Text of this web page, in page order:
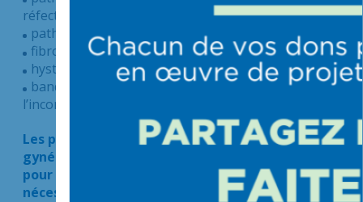
réfection d’épisiotomie)
pathologies bénignes du sein
fibromes utérins
hystérectomie (ablation de l’utérus)
bandelette sous-urétrales (traitement de
l’incontinence urinaire)
Les patientes avec une pathologie
gynécologique complexe peuvent être reçues
pour avis et seront orientées à chaque fois que
nécessaire vers un centre de référence :